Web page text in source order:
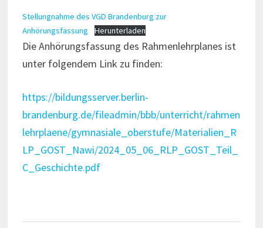
Stellungnahme des VGD Brandenburg zur
Anhörungsfassung
Herunterladen
Die Anhörungsfassung des Rahmenlehrplanes ist
unter folgendem Link zu finden:
https://bildungsserver.berlin-
brandenburg.de/fileadmin/bbb/unterricht/rahmen
lehrplaene/gymnasiale_oberstufe/Materialien_R
LP_GOST_Nawi/2024_05_06_RLP_GOST_Teil_
C_Geschichte.pdf